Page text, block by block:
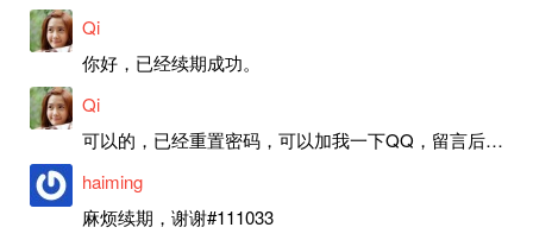
Qi
你好，已经续期成功。
Qi
可以的，已经重置密码，可以加我一下QQ，留言后我就发密码给你。
haiming
麻烦续期，谢谢#111033